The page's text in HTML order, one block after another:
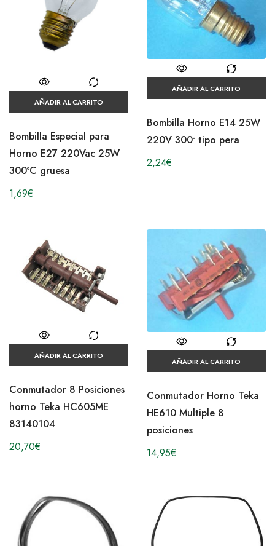
AÑADIR AL CARRITO
Bombilla Especial para
Horno E27 220Vac 25W
300ºC gruesa
1,69€
AÑADIR AL CARRITO
Bombilla Horno E14 25W
220V 300º tipo pera
2,24€
AÑADIR AL CARRITO
Conmutador 8 Posiciones
horno Teka HC605ME
83140104
20,70€
AÑADIR AL CARRITO
Conmutador Horno Teka
HE610 Multiple 8
posiciones
14,95€